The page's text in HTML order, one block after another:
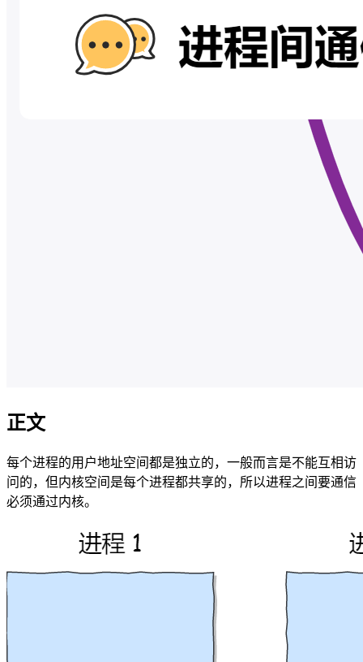
正文
每个进程的用户地址空间都是独立的，一般而言是不能互相访
问的，但内核空间是每个进程都共享的，所以进程之间要通信
必须通过内核。